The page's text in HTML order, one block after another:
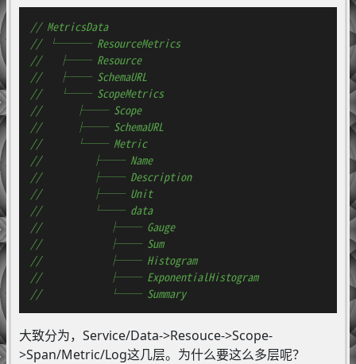
// MetricsData
// └─── ResourceMetrics
//   ├── Resource
//   ├── SchemaURL
//   └── ScopeMetrics
//      ├── Scope
//      ├── SchemaURL
//      └── Metric
//         ├── Name
//         ├── Description
//         ├── Unit
//         └── data
//            ├── Gauge
//            ├── Sum
//            ├── Histogram
//            ├── ExponentialHistogram
//            └── Summary
大致分为，Service/Data->Resouce->Scope-
>Span/Metric/Log这几层。为什么要这么多层呢？